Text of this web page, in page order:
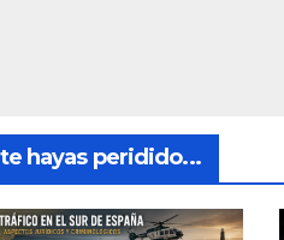
hayas peridido...